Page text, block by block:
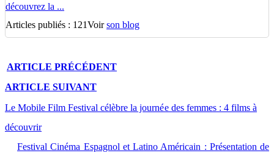
découvrez la ...
Articles publiés : 121Voirson blog
ARTICLE PRÉCÉDENT
ARTICLE SUIVANT
Le Mobile Film Festival célèbre la journée des femmes : 4 films à
découvrir
Festival Cinéma Espagnol et Latino Américain : Présentation de